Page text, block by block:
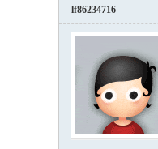
lf86234716